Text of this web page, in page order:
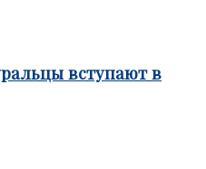
вступают в